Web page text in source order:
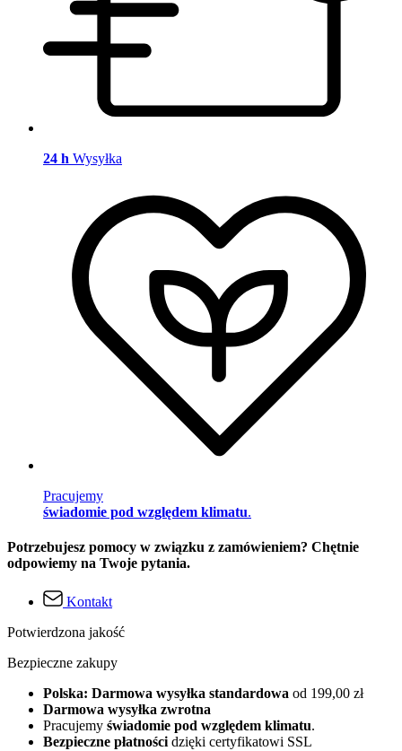
24 h Wysyłka
Pracujemy
świadomie pod względem klimatu.
Potrzebujesz pomocy w związku z zamówieniem? Chętnie
odpowiemy na Twoje pytania.
Kontakt
Potwierdzona jakość
Bezpieczne zakupy
Polska: Darmowa wysyłka standardowa od 199,00 zł
Darmowa wysyłka zwrotna
Pracujemy świadomie pod względem klimatu.
Bezpieczne płatności dzięki certyfikatowi SSL